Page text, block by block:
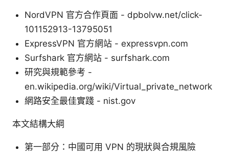
NordVPN 官方合作頁面 - dpbolvw.net/click-
101152913-13795051
ExpressVPN 官方網站 - expressvpn.com
Surfshark 官方網站 - surfshark.com
研究與規範參考 -
en.wikipedia.org/wiki/Virtual_private_network
網路安全最佳實踐 - nist.gov
本文結構大綱
第一部分：中國可用 VPN 的現狀與合規風險